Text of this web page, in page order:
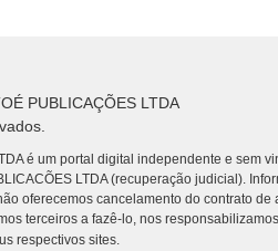
PUBLICAÇÕES LTDA
é um portal digital independente e sem
LTDA (recuperação judicial).
oferecemos cancelamento do contrato
terceiros a fazê-lo, nos
respectivos sites.